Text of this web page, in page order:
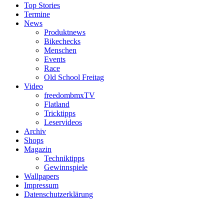
Top Stories
Termine
News
Produktnews
Bikechecks
Menschen
Events
Race
Old School Freitag
Video
freedombmxTV
Flatland
Tricktipps
Leservideos
Archiv
Shops
Magazin
Techniktipps
Gewinnspiele
Wallpapers
Impressum
Datenschutzerklärung